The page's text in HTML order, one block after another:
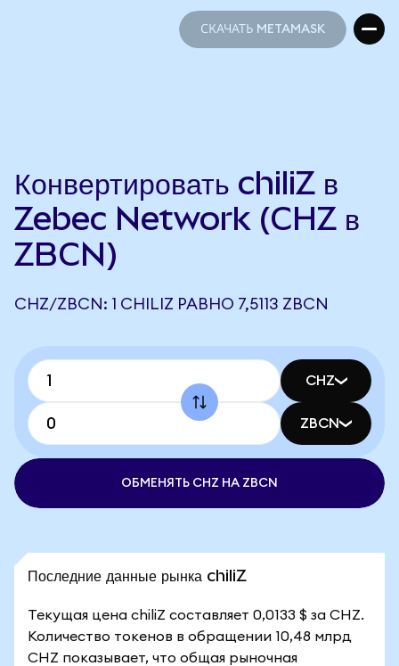
СКАЧАТЬ METAMASK
Конвертировать chiliZ в
Zebec Network (CHZ в
ZBCN)
CHZ/ZBCN: 1 CHILIZ РАВНО 7,5113 ZBCN
CHZ
ZBCN
ОБМЕНЯТЬ CHZ НА ZBCN
Последние данные рынка chiliZ
Текущая цена chiliZ составляет 0,0133 $ за CHZ.
Количество токенов в обращении 10,48 млрд
CHZ показывает, что общая рыночная